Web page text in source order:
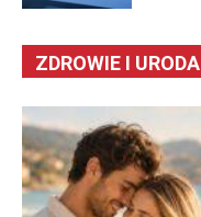
ZDROWIE I URODA